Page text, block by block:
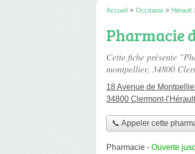
Accueil > Occitanie > Hérault
Pharmacie
Cette fiche présente
montpellier, 34800
18 Avenue de
34800 Clermont-l'Hérault
📞 Appeler cette
Pharmacie - Ouverte